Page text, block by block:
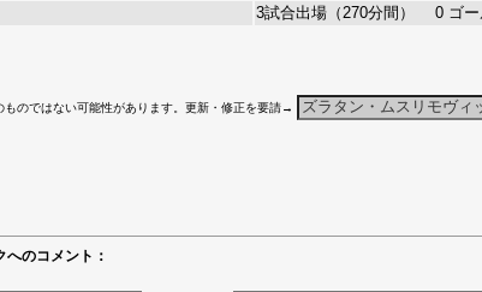
3試合出場（270分間） 0 ゴー
ものではない可能性があります。更新・修正を要請→
へのコメント：